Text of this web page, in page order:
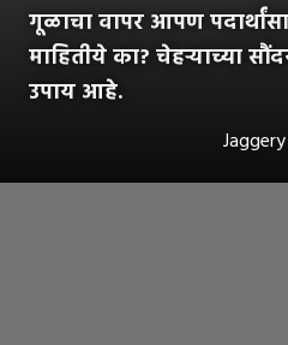
गूळाचा वापर आपण
माहितीये का? चेहऱ्याच्या
उपाय आहे.